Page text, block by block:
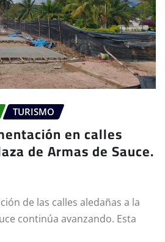
TURISMO
en calles
de Armas de Sauce.
de las calles aledañas a la
continúa avanzando. Esta